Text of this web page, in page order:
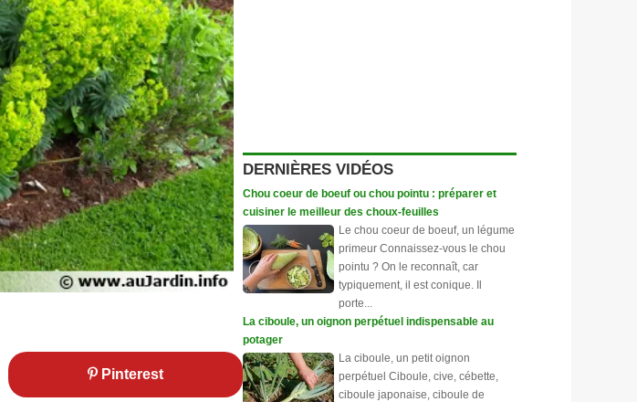
Pinterest
DERNIÈRES VIDÉOS
Chou coeur de boeuf ou chou pointu : préparer et
cuisiner le meilleur des choux-feuilles
Le chou coeur de boeuf, un légume
primeur Connaissez-vous le chou
pointu ? On le reconnaît, car
typiquement, il est conique. Il
porte...
La ciboule, un oignon perpétuel indispensable au
potager
La ciboule, un petit oignon
perpétuel Ciboule, cive, cébette,
ciboule japonaise, ciboule de